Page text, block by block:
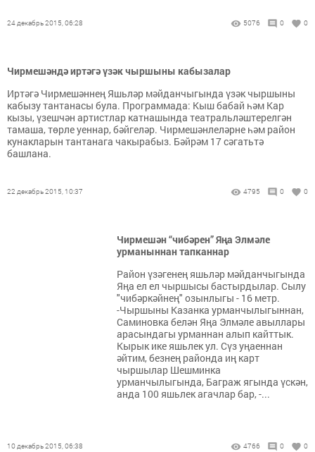
24 декабрь 2015, 06:28 5076 0 0
Чирмешәндә иртәгә үзәк чыршыны кабызалар
Иртәгә Чирмешәннең Яшьләр мәйданчыгында үзәк чыршыны
кабызу тантанасы була. Программада: Кыш бабай һәм Кар
кызы, үзешчән артистлар катнашында театральләштерелгән
тамаша, төрле уеннар, бәйгеләр. Чирмешәнлеләрне һәм район
кунакларын тантанага чакырабыз. Бәйрәм 17 сәгатьтә
башлана.
22 декабрь 2015, 10:37 4795 0 0
Чирмешән “чибәрен” Яңа Элмәле
урманыннан тапканнар
Район үзәгенең яшьләр мәйданчыгында
Яңа ел ел чыршысы бастырдылар. Сылу
"чибәркәйнең" озынлыгы - 16 метр.
-Чыршыны Казанка урманчылыгыннан,
Саминовка белән Яңа Элмәле авыллары
арасындагы урманнан алып кайттык.
Кырык ике яшьлек ул. Сүз уңаеннан
әйтим, безнең районда иң карт
чыршылар Шешминка
урманчылыгында, Баграж ягында үскән,
анда 100 яшьлек агачлар бар, -...
10 декабрь 2015, 06:38 4766 0 0